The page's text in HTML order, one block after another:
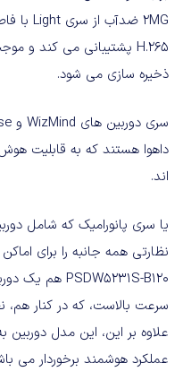
2MG ضدآب از سری
با
H.265 پشتیبانی می کند و
ذخیره سازی می شود.
سری دوربین های و
داهوا هستند که به قابلیت
اند.
یا سری پانورامیک که شامل
نظارتی همه جانبه را برای
PSDW5231S-B120‌ هم یک
سرعت بالاست، که در کنار هم،
علاوه بر این، این مدل دوربین
عملکرد هوشمند برخوردار می